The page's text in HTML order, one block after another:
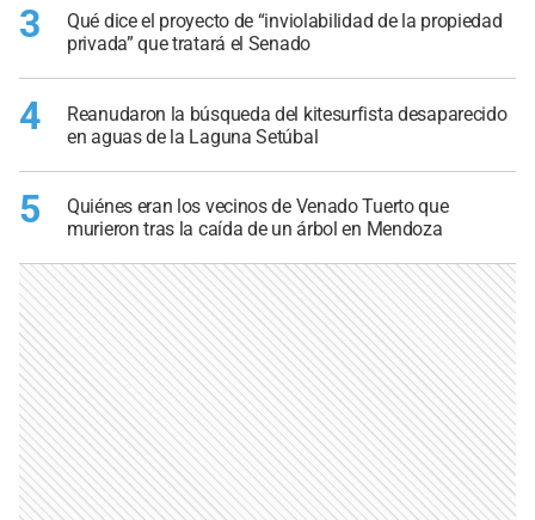
3
Qué dice el proyecto de “inviolabilidad de la propiedad
privada” que tratará el Senado
4
Reanudaron la búsqueda del kitesurfista desaparecido
en aguas de la Laguna Setúbal
5
Quiénes eran los vecinos de Venado Tuerto que
murieron tras la caída de un árbol en Mendoza